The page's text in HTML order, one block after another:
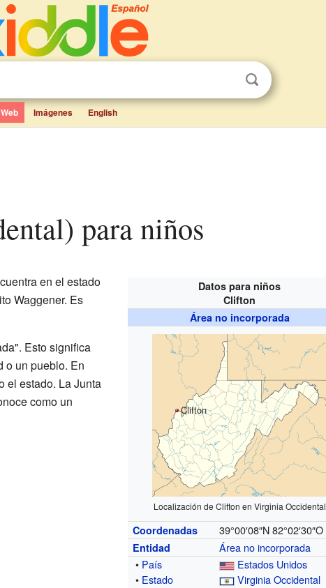
Web Imágenes English
para niños
Datos para niños
Clifton
Área no incorporada
Clifton
Localización de Clifton en Virginia Occidental
Coordenadas 39°00′08″N 82°02′30″O
Entidad
Área no incorporada
• País
Estados Unidos
• Estado Virginia Occidental
en el estado
Waggener. Es
Esto significa
o un pueblo. En
el estado. La Junta
como un